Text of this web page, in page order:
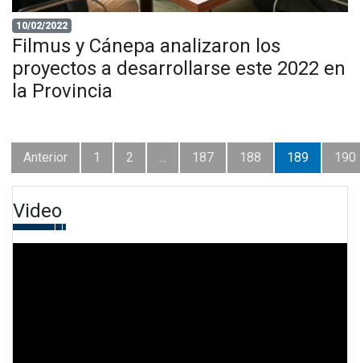
10/02/2022
Filmus y Cánepa analizaron los
proyectos a desarrollarse este 2022 en
la Provincia
Anterior 1 2 ... 187 188 189 190
Video